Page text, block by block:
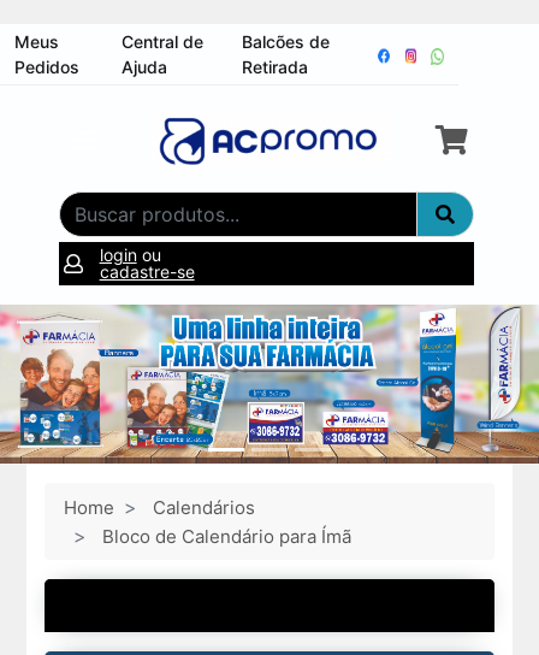
Meus
Pedidos
Central de
Ajuda
Balcões de
Retirada
loginou
cadastre-se
Home
Calendários
Bloco de Calendário para Ímã